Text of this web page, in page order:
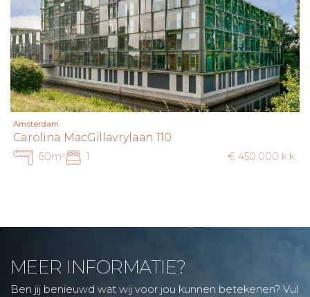
Amsterdam
Carolina MacGillavrylaan 110
60m² 1 € 450.000 k.k.
MEER INFORMATIE?
Ben jij benieuwd wat wij voor jou kunnen betekenen? Vul